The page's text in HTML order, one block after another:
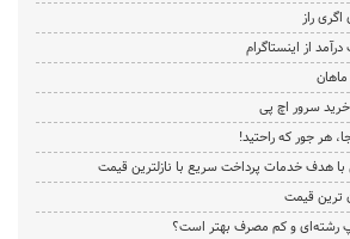
راز
از اینستاگرام
هر جور که راحتید!
با هدف خدمات پرداخت سریع با نازلترین قیمت
ترین قیمت
رشته‌ای و کم مصرف بهتر است؟